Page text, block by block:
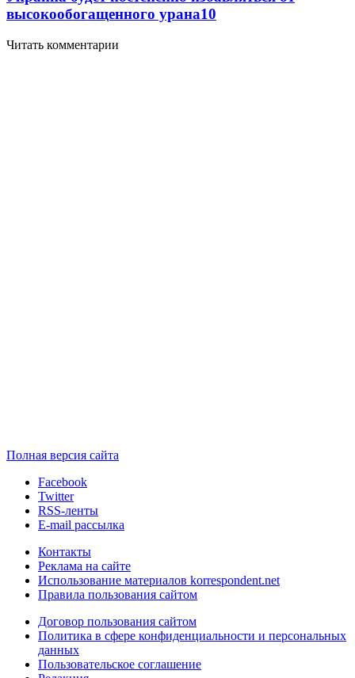
высокообогащенного урана10
Читать комментарии
Полная версия сайта
Facebook
Twitter
RSS-ленты
E-mail рассылка
Контакты
Реклама на сайте
Использование материалов korrespondent.net
Правила пользования сайтом
Договор пользования сайтом
Политика в сфере конфиденциальности и персональных
данных
Пользовательское соглашение